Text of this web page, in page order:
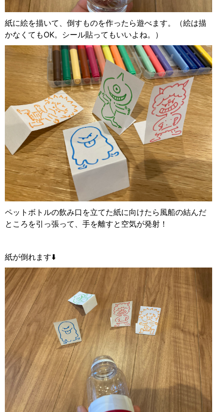
紙に絵を描いて、倒すものを作ったら遊べます。（絵は描
かなくてもOK。シール貼ってもいいよね。）
ペットボトルの飲み口を立てた紙に向けたら風船の結んだ
ところを引っ張って、手を離すと空気が発射！
紙が倒れます⬇️